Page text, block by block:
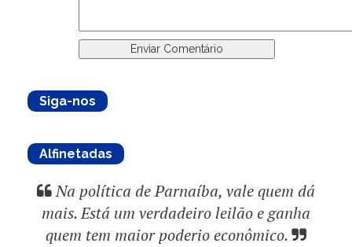
Siga-nos
Alfinetadas
Na política de Parnaíba, vale quem dá
mais. Está um verdadeiro leilão e ganha
quem tem maior poderio econômico.